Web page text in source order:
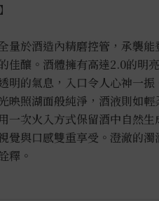
量於酒造內精磨控管，承襲
佳釀。酒體擁有高達2.0的明
明的氣息，入口令人心神一振
映照湖面般純淨，酒液則如
一次火入方式保留酒中自然
覺與口感雙重享受。澄澈的
釋。